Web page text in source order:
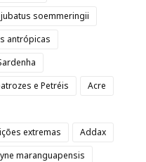
soemmeringii
antrópicas
e Petréis
Acre
extremas
Addax
maranguapensis